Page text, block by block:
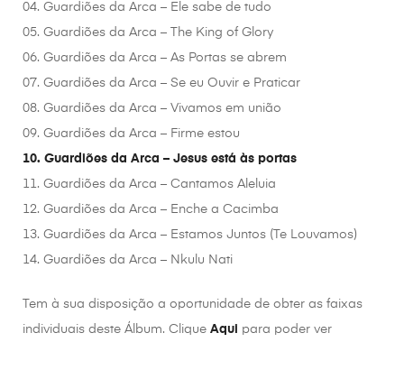
04. Guardiões da Arca – Ele sabe de tudo
05. Guardiões da Arca – The King of Glory
06. Guardiões da Arca – As Portas se abrem
07. Guardiões da Arca – Se eu Ouvir e Praticar
08. Guardiões da Arca – Vivamos em união
09. Guardiões da Arca – Firme estou
10. Guardiões da Arca – Jesus está às portas
11. Guardiões da Arca – Cantamos Aleluia
12. Guardiões da Arca – Enche a Cacimba
13. Guardiões da Arca – Estamos Juntos (Te Louvamos)
14. Guardiões da Arca – Nkulu Nati
Tem à sua disposição a oportunidade de obter as faixas
individuais deste Álbum. Clique Aqui para poder ver